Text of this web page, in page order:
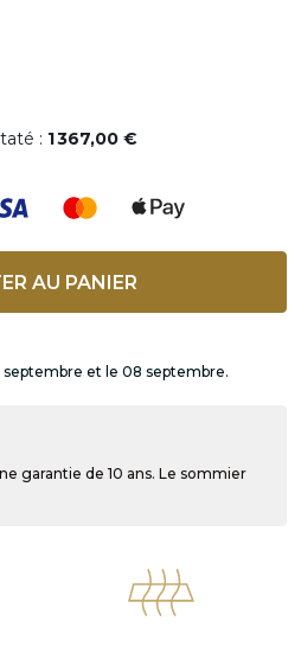
: 1 367,00 €
AU PANIER
septembre et le 08 septembre.
garantie de 10 ans. Le sommier